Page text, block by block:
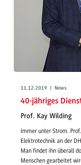
11.12.2019 | News
40-jähriges
Prof. Kay Wilding
Immer unter Strom.
Elektrotechnik an der
Man findet ihn überall
Menschen gearbeitet